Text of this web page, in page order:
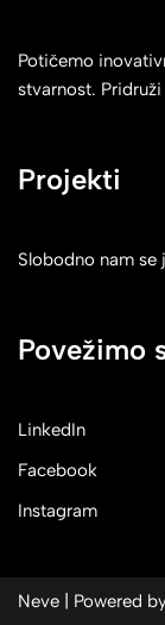
Potičemo
stvarnost. Pridruži
Projekti
Slobodno nam
Povežimo
LinkedIn
Facebook
Instagram
Neve | Powered